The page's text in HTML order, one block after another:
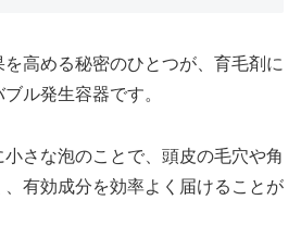
高める秘密のひとつが、育毛剤に
ル発生容器です。
さな泡のことで、頭皮の毛穴や角
有効成分を効率よく届けることが